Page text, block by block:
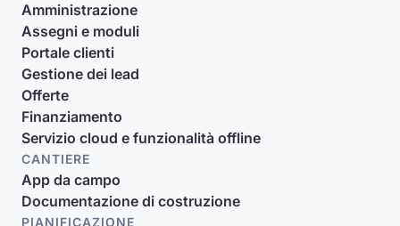
Amministrazione
Assegni e moduli
Portale clienti
Gestione dei lead
Offerte
Finanziamento
Servizio cloud e funzionalità offline
CANTIERE
App da campo
Documentazione di costruzione
PIANIFICAZIONE